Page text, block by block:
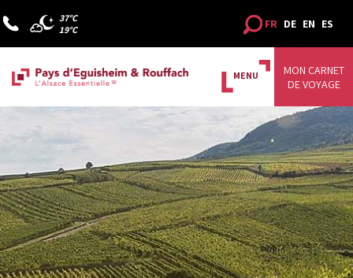
37°C
19°C
FR DE EN ES
MON CARNET
DE VOYAGE
MENU